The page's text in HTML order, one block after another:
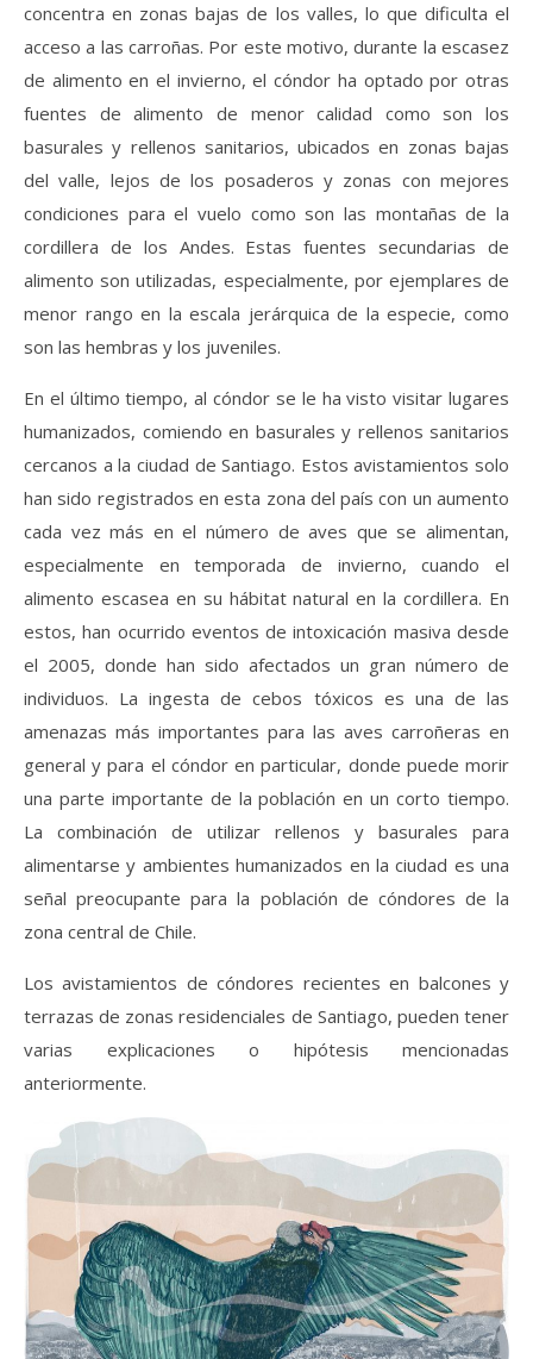
concentra en zonas bajas de los valles, lo que dificulta el
acceso a las carroñas. Por este motivo, durante la escasez
de alimento en el invierno, el cóndor ha optado por otras
fuentes de alimento de menor calidad como son los
basurales y rellenos sanitarios, ubicados en zonas bajas
del valle, lejos de los posaderos y zonas con mejores
condiciones para el vuelo como son las montañas de la
cordillera de los Andes. Estas fuentes secundarias de
alimento son utilizadas, especialmente, por ejemplares de
menor rango en la escala jerárquica de la especie, como
son las hembras y los juveniles.
En el último tiempo, al cóndor se le ha visto visitar lugares
humanizados, comiendo en basurales y rellenos sanitarios
cercanos a la ciudad de Santiago. Estos avistamientos solo
han sido registrados en esta zona del país con un aumento
cada vez más en el número de aves que se alimentan,
especialmente en temporada de invierno, cuando el
alimento escasea en su hábitat natural en la cordillera. En
estos, han ocurrido eventos de intoxicación masiva desde
el 2005, donde han sido afectados un gran número de
individuos. La ingesta de cebos tóxicos es una de las
amenazas más importantes para las aves carroñeras en
general y para el cóndor en particular, donde puede morir
una parte importante de la población en un corto tiempo.
La combinación de utilizar rellenos y basurales para
alimentarse y ambientes humanizados en la ciudad es una
señal preocupante para la población de cóndores de la
zona central de Chile.
Los avistamientos de cóndores recientes en balcones y
terrazas de zonas residenciales de Santiago, pueden tener
varias explicaciones o hipótesis mencionadas
anteriormente.